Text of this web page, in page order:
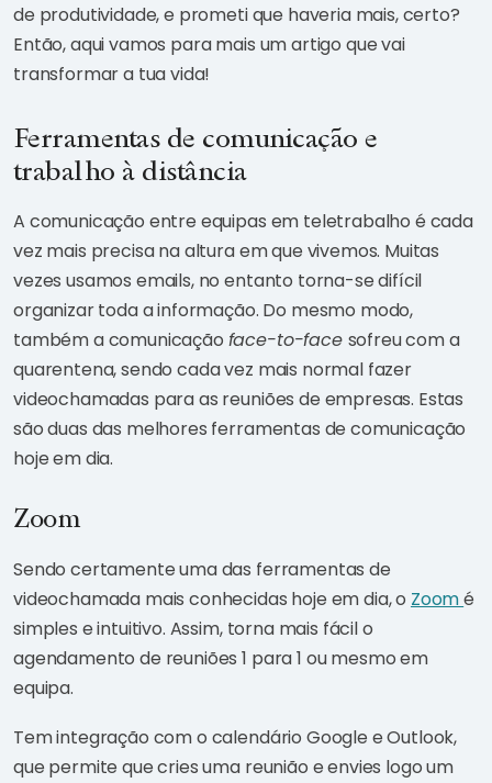
de produtividade, e prometi que haveria mais, certo?
Então, aqui vamos para mais um artigo que vai
transformar a tua vida!
Ferramentas de comunicação e
trabalho à distância
A comunicação entre equipas em teletrabalho é cada
vez mais precisa na altura em que vivemos. Muitas
vezes usamos emails, no entanto torna-se difícil
organizar toda a informação. Do mesmo modo,
também a comunicação face-to-face sofreu com a
quarentena, sendo cada vez mais normal fazer
videochamadas para as reuniões de empresas. Estas
são duas das melhores ferramentas de comunicação
hoje em dia.
Zoom
Sendo certamente uma das ferramentas de
videochamada mais conhecidas hoje em dia, o Zoomé
simples e intuitivo. Assim, torna mais fácil o
agendamento de reuniões 1 para 1 ou mesmo em
equipa.
Tem integração com o calendário Google e Outlook,
que permite que cries uma reunião e envies logo um